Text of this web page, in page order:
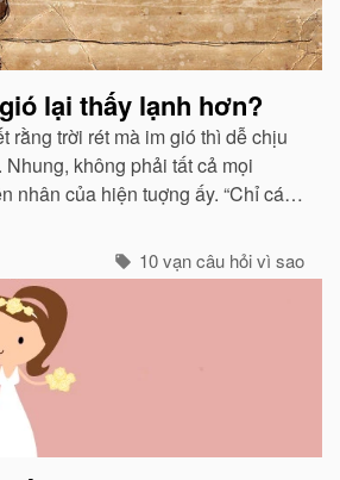
lại thấy lạnh hơn?
rằng trời rét mà im gió thì dễ chịu
không phải tất cả mọi
nhân của hiện tuợng ấy. “Chỉ các
10 vạn câu hỏi vì sao